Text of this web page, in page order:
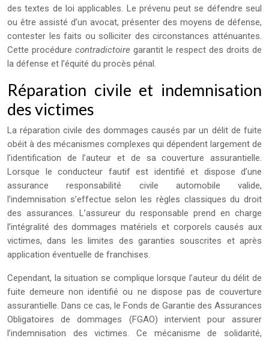
des textes de loi applicables. Le prévenu peut se défendre seul
ou être assisté d’un avocat, présenter des moyens de défense,
contester les faits ou solliciter des circonstances atténuantes.
Cette procédure contradictoire garantit le respect des droits de
la défense et l’équité du procès pénal.
Réparation civile et indemnisation
des victimes
La réparation civile des dommages causés par un délit de fuite
obéit à des mécanismes complexes qui dépendent largement de
l’identification de l’auteur et de sa couverture assurantielle.
Lorsque le conducteur fautif est identifié et dispose d’une
assurance responsabilité civile automobile valide,
l’indemnisation s’effectue selon les règles classiques du droit
des assurances. L’assureur du responsable prend en charge
l’intégralité des dommages matériels et corporels causés aux
victimes, dans les limites des garanties souscrites et après
application éventuelle de franchises.
Cependant, la situation se complique lorsque l’auteur du délit de
fuite demeure non identifié ou ne dispose pas de couverture
assurantielle. Dans ce cas, le Fonds de Garantie des Assurances
Obligatoires de dommages (FGAO) intervient pour assurer
l’indemnisation des victimes. Ce mécanisme de solidarité,